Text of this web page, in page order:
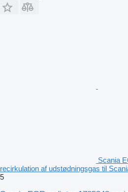
Scania
recirkulation af udstødningsgas til
5